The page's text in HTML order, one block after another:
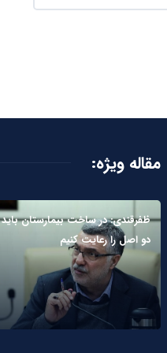
مقاله ویژه:
ظفرقندی: در ساخت بیمارستان باید
دو اصل را رعایت کنیم